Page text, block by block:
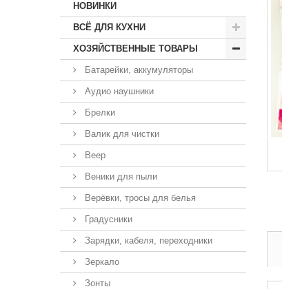
НОВИНКИ
ВСЁ ДЛЯ КУХНИ
ХОЗЯЙСТВЕННЫЕ ТОВАРЫ
Батарейки, аккумуляторы
Аудио наушники
Брелки
Валик для чистки
Веер
Веники для пыли
Верёвки, тросы для белья
Градусники
Зарядки, кабеля, переходники
Зеркало
Зонты